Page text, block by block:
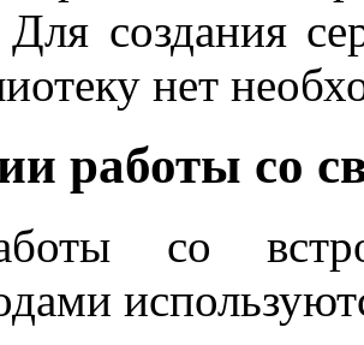
создания
нет
работы со
со